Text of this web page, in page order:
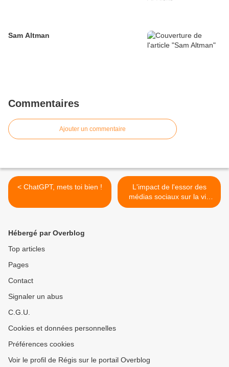
Sam Altman
Commentaires
Ajouter un commentaire
< ChatGPT, mets toi bien !
L'impact de l'essor des
médias sociaux sur la vie
privée >
Hébergé par Overblog
Top articles
Pages
Contact
Signaler un abus
C.G.U.
Cookies et données personnelles
Préférences cookies
Voir le profil de Régis sur le portail Overblog